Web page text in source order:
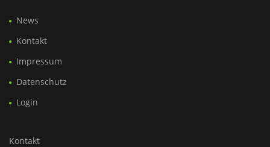
News
Kontakt
Impressum
Datenschutz
Login
Kontakt